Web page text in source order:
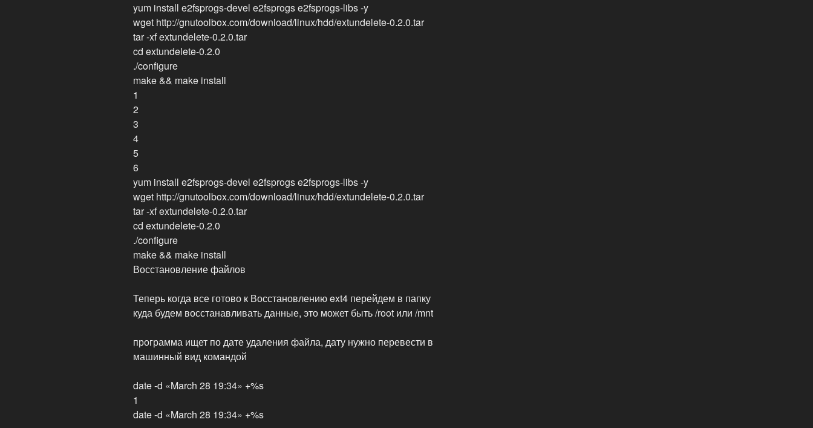
yum install e2fsprogs-devel e2fsprogs e2fsprogs-libs -y
wget http://gnutoolbox.com/download/linux/hdd/extundelete-0.2.0.tar
tar -xf extundelete-0.2.0.tar
cd extundelete-0.2.0
./configure
make && make install
1
2
3
4
5
6
yum install e2fsprogs-devel e2fsprogs e2fsprogs-libs -y
wget http://gnutoolbox.com/download/linux/hdd/extundelete-0.2.0.tar
tar -xf extundelete-0.2.0.tar
cd extundelete-0.2.0
./configure
make && make install
Восстановление файлов
Теперь когда все готово к Восстановлению ext4 перейдем в папку
куда будем восстанавливать данные, это может быть /root или /mnt
программа ищет по дате удаления файла, дату нужно перевести в
машинный вид командой
date -d «March 28 19:34» +%s
1
date -d «March 28 19:34» +%s